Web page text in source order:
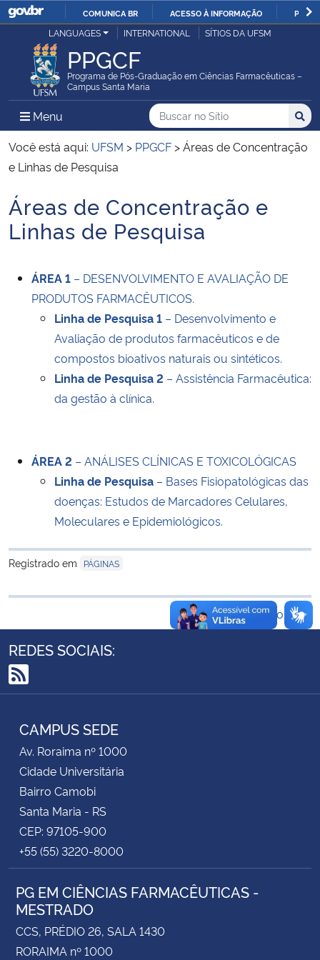
IR
O
COMUNICA BR ACESSO À INFORMAÇÃO
Ministério da Justiça e Segurança Pública
Ministério da Defesa
Ministério das Relações Exteriores
Ministério da Infraestrutura
Ministério da Educação
Ministério da Cidadania
Ministério da Saúde
Ministério de Minas e Energia
Ministério do Meio Ambiente
Ministério do Turismo
Ministério do Desenvolvimento Regional
Controladoria-Geral da União
Secretaria-Geral
Gabinete de Segurança Institucional
Advocacia-Geral da União
LANGUAGES INTERNATIONAL SÍTIOS DA UFSM
PPGCF
Programa de Pós-Graduação em Ciências Farmacêuticas –
Campus Santa Maria
Menu Menu Principal do Sítio
Busca
Buscar no no Sítio
Busca:
Você está aqui: UFSM > PPGCF >Áreas de Concentração
e Linhas de Pesquisa
Início do conteúdo
Áreas de Concentração e
Linhas de Pesquisa
ÁREA 1 – DESENVOLVIMENTO E AVALIAÇÃO DE
PRODUTOS FARMACÊUTICOS.
Linha de Pesquisa 1 – Desenvolvimento e
Avaliação de produtos farmacêuticos e de
compostos bioativos naturais ou sintéticos.
Linha de Pesquisa 2 – Assistência Farmacêutica:
da gestão à clínica.
ÁREA 2 – ANÁLISES CLÍNICAS E TOXICOLÓGICAS
Linha de Pesquisa – Bases Fisiopatológicas das
doenças: Estudos de Marcadores Celulares,
Moleculares e Epidemiológicos.
Registrado em PÁGINAS
Voltar ao topo
REDES SOCIAIS:
RSS
CAMPUS SEDE
Av. Roraima nº 1000
Cidade Universitária
Bairro Camobi
Santa Maria - RS
CEP: 97105-900
+55 (55) 3220-8000
PG EM CIÊNCIAS FARMACÊUTICAS -
MESTRADO
CCS, PRÉDIO 26, SALA 1430
RORAIMA nº 1000